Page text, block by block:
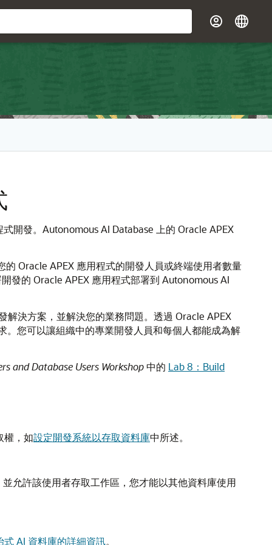
開發。Autonomous AI Database 上的 Oracle APEX
Oracle APEX 應用程式的開發人員或終端使用者數量
發的 Oracle APEX 應用程式部署到 Autonomous AI
決方案，並解決您的業務問題。透過 Oracle APEX
您可以讓組織中的專業開發人員和每個人都能成為解
and Database Users Workshop中的 Lab 8：Build
權，如設定開發系統以存取資料庫中所述。
允許該使用者存取工作區，您才能以其他資料庫使用
式 AI 資料庫的詳細資訊。